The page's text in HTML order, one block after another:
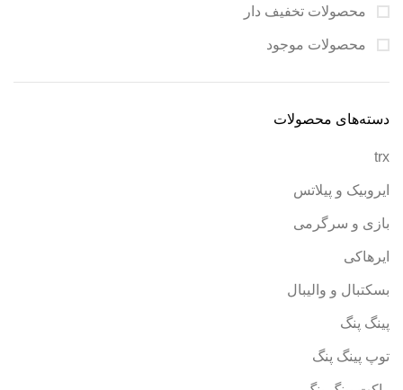
محصولات تخفیف دار
محصولات موجود
دسته‌های محصولات
trx
ایروبیک و پیلاتس
بازی و سرگرمی
ایرهاکی
بسکتبال و والیبال
پینگ پنگ
توپ پینگ پنگ